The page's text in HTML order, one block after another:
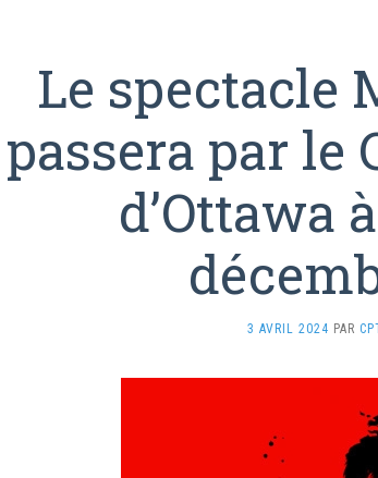
Le spectacle
passera par le
d’Ottawa
3 AVRIL 2024 PAR